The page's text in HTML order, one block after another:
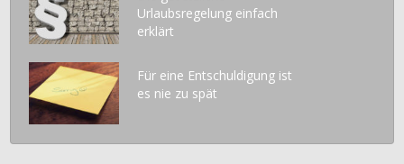
Urlaubsregelung einfach
erklärt
Für eine Entschuldigung ist
es nie zu spät